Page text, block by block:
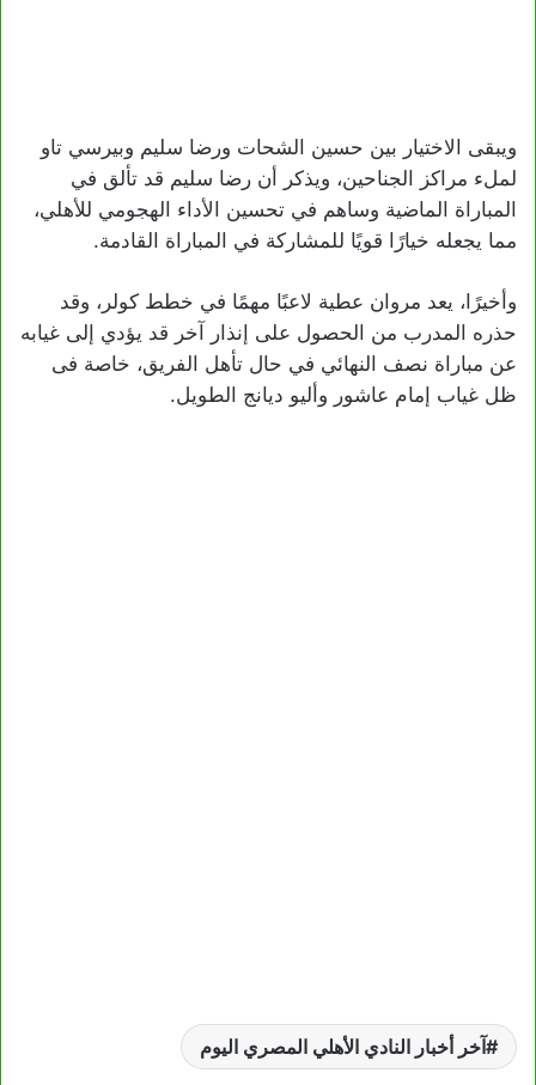
ويبقى الاختيار بين حسين الشحات ورضا سليم وبيرسي تاو
لملء مراكز الجناحين، ويذكر أن رضا سليم قد تألق في
المباراة الماضية وساهم في تحسين الأداء الهجومي للأهلي،
مما يجعله خيارًا قويًا للمشاركة في المباراة القادمة.
وأخيرًا، يعد مروان عطية لاعبًا مهمًا في خطط كولر، وقد
حذره المدرب من الحصول على إنذار آخر قد يؤدي إلى غيابه
عن مباراة نصف النهائي في حال تأهل الفريق، خاصة فى
ظل غياب إمام عاشور وأليو ديانج الطويل.
آخر أخبار النادي الأهلي المصري اليوم